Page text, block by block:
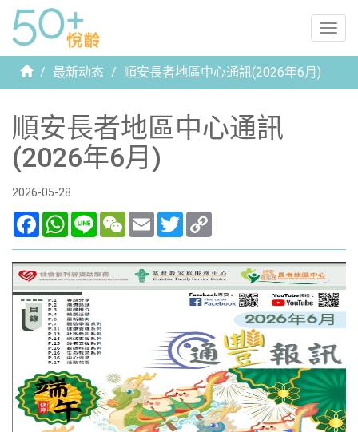
首 最新动态 順安長者地區中心通訊(2026年6月)
順安長者地區中心通訊
(2026年6月)
2026-05-28
FacebookWhatsApp
Line WeChatEmail Twitter